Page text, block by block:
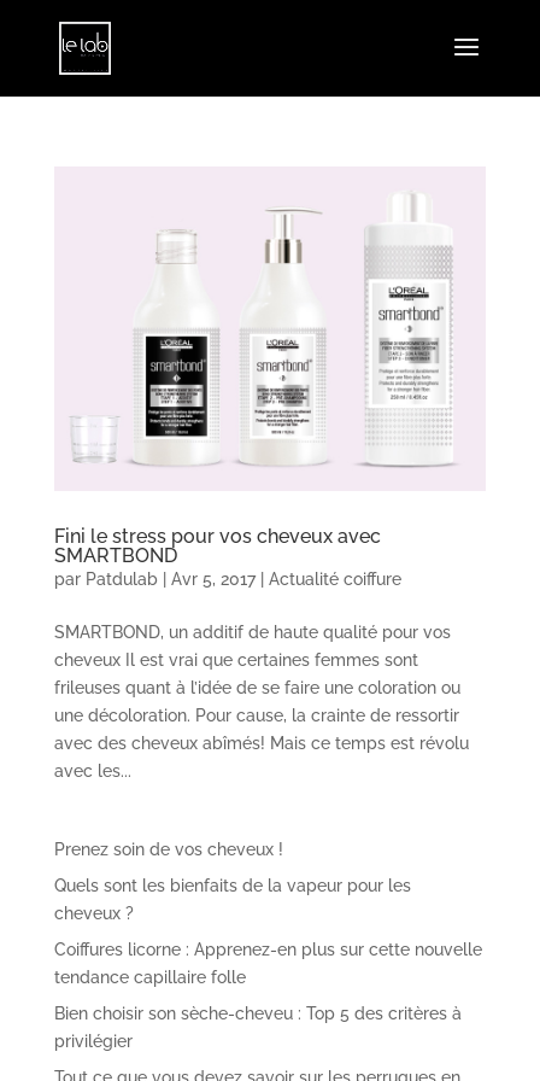
Fini le stress pour vos cheveux avec
SMARTBOND
par Patdulab| Avr 5, 2017| Actualité coiffure
SMARTBOND, un additif de haute qualité pour vos
cheveux Il est vrai que certaines femmes sont
frileuses quant à l’idée de se faire une coloration ou
une décoloration. Pour cause, la crainte de ressortir
avec des cheveux abîmés! Mais ce temps est révolu
avec les...
Prenez soin de vos cheveux !
Quels sont les bienfaits de la vapeur pour les
cheveux ?
Coiffures licorne : Apprenez-en plus sur cette nouvelle
tendance capillaire folle
Bien choisir son sèche-cheveu : Top 5 des critères à
privilégier
Tout ce que vous devez savoir sur les perruques en